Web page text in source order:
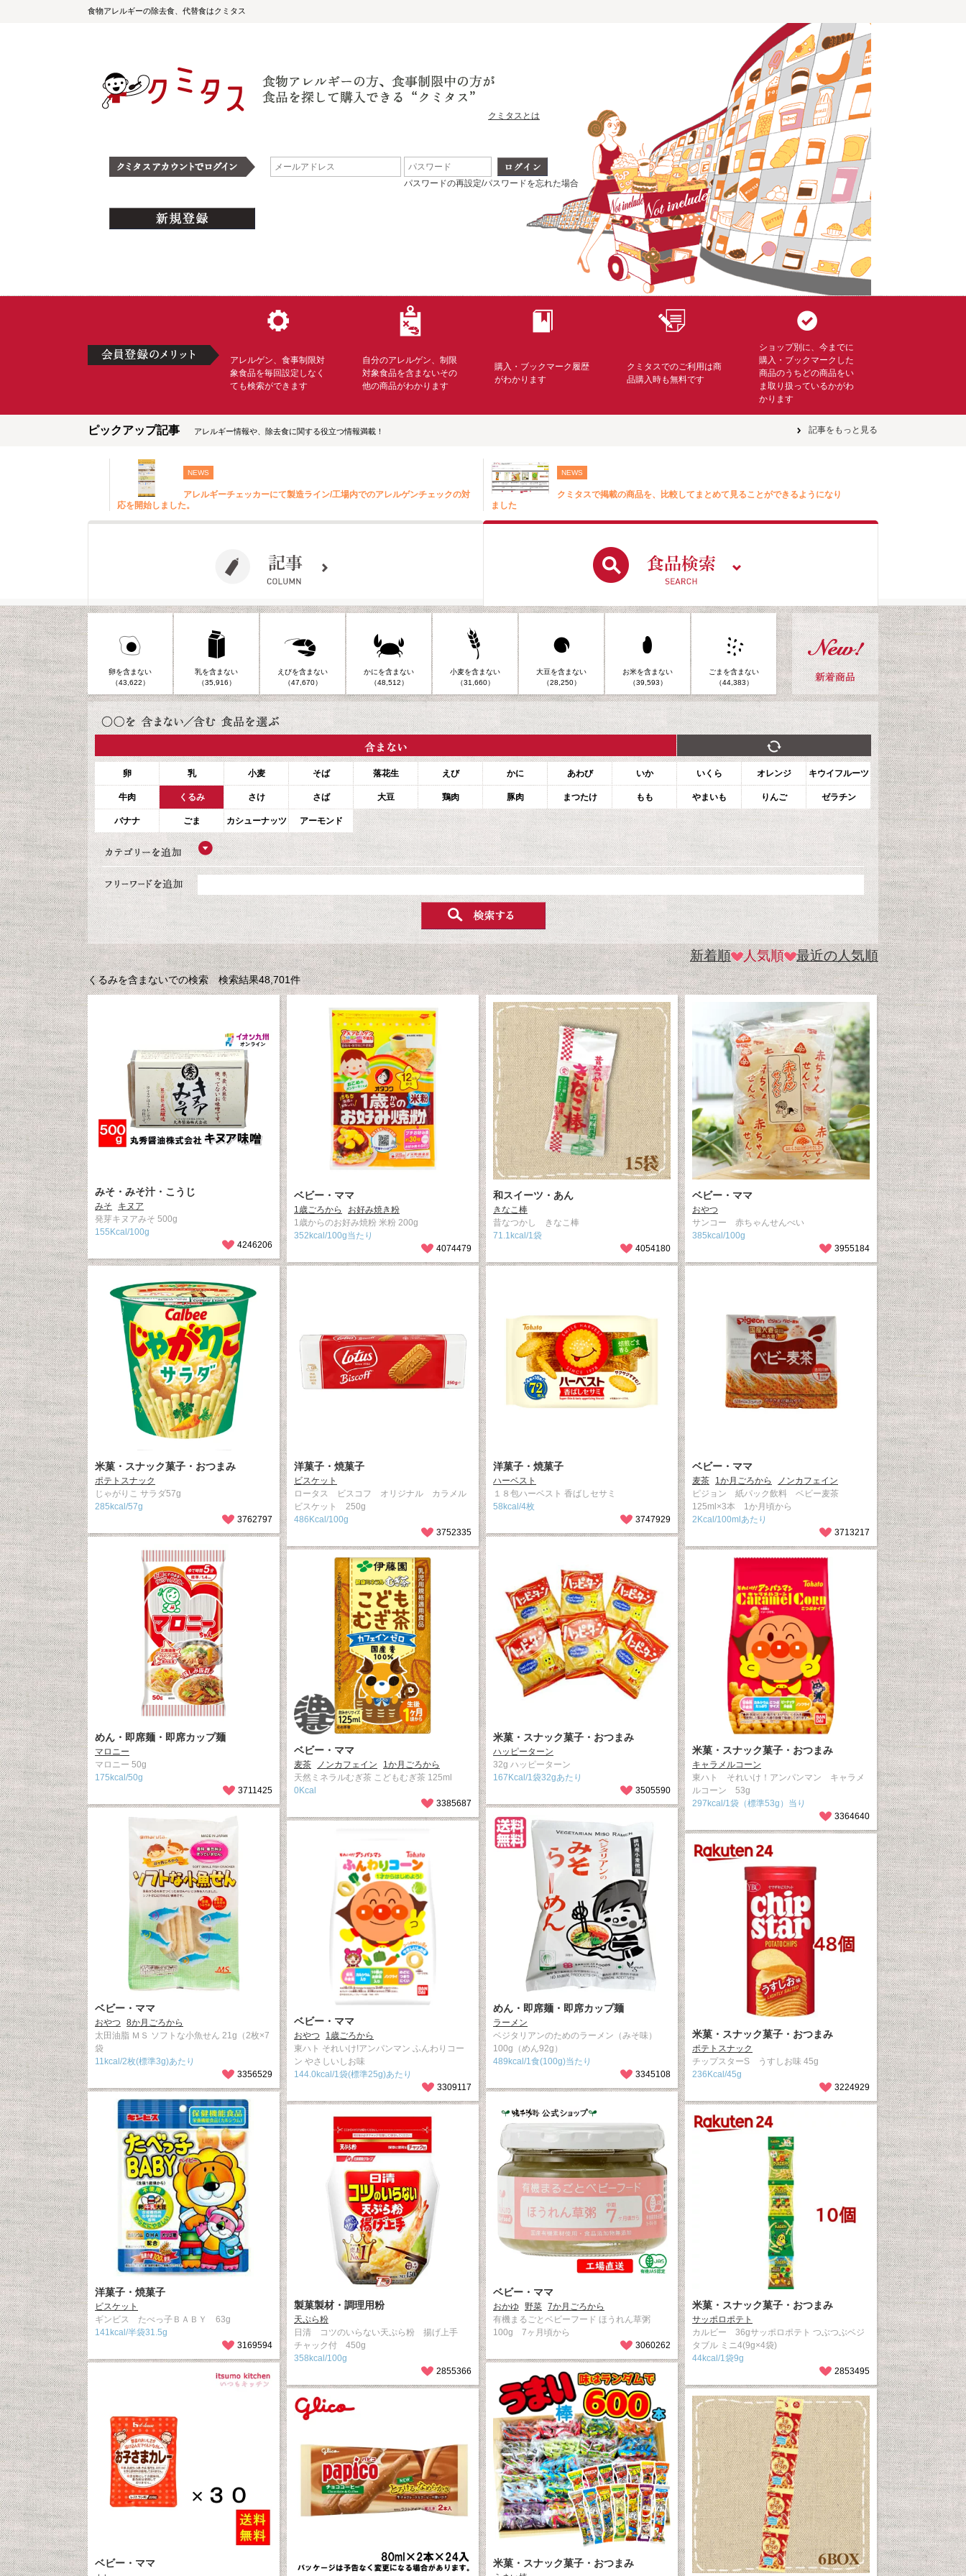
食物アレルギーの除去食、代替食はクミタス
クミタスとは
パスワードの再設定/パスワードを忘れた場合
アレルゲン、食事制限対
象食品を毎回設定しなく
ても検索ができます
自分のアレルゲン、制限
対象食品を含まないその
他の商品がわかります
購入・ブックマーク履歴
がわかります
クミタスでのご利用は商
品購入時も無料です
ショップ別に、今までに
購入・ブックマークした
商品のうちどの商品をい
ま取り扱っているかがわ
かります
ピックアップ記事 アレルギー情報や、除去食に関する役立つ情報満載！ 記事をもっと見る
NEWS
アレルギーチェッカーにて製造ライン/工場内でのアレルゲンチェックの対
応を開始しました。
NEWS
クミタスで掲載の商品を、比較してまとめて見ることができるようになり
ました
卵を含まない
（43,622）
乳を含まない
（35,916）
えびを含まない
（47,670）
かにを含まない
（48,512）
小麦を含まない
（31,660）
大豆を含まない
（28,250）
お米を含まない
（39,593）
ごまを含まない
（44,383）
卵 乳 小麦 そば 落花生 えび かに あわび いか いくら オレンジ キウイフルーツ
牛肉 くるみ さけ さば 大豆 鶏肉 豚肉 まつたけ もも やまいも りんご ゼラチン
バナナ ごま カシューナッツ アーモンド
新着順 人気順 最近の人気順
くるみを含まないでの検索 検索結果48,701件
みそ・みそ汁・こうじ
みそ
キヌア
発芽キヌアみそ 500g
155Kcal/100g
4246206
ベビー・ママ
1歳ごろから
お好み焼き粉
1歳からのお好み焼粉 米粉 200g
352kcal/100g当たり
4074479
和スイーツ・あん
きなこ棒
昔なつかし きなこ棒
71.1kcal/1袋
4054180
ベビー・ママ
おやつ
サンコー 赤ちゃんせんべい
385kcal/100g
3955184
米菓・スナック菓子・おつまみ
ポテトスナック
じゃがりこ サラダ57g
285kcal/57g
3762797
洋菓子・焼菓子
ビスケット
ロータス ビスコフ オリジナル カラメル
ビスケット 250g
486Kcal/100g
3752335
洋菓子・焼菓子
ハーベスト
１８包ハーベスト 香ばしセサミ
58kcal/4枚
3747929
ベビー・ママ
麦茶 1か月ごろから
ノンカフェイン
ピジョン 紙パック飲料 ベビー麦茶
125ml×3本 1か月頃から
2Kcal/100mlあたり
3713217
めん・即席麺・即席カップ麺
マロニー
マロニー 50g
175kcal/50g
3711425
米菓・スナック菓子・おつまみ
ハッピーターン
32g ハッピーターン
167Kcal/1袋32gあたり
3505590
ベビー・ママ
麦茶 ノンカフェイン
1か月ごろから
天然ミネラルむぎ茶 こどもむぎ茶 125ml
0Kcal
3385687
米菓・スナック菓子・おつまみ
キャラメルコーン
東ハト それいけ！アンパンマン キャラメ
ルコーン 53g
297kcal/1袋（標準53g）当り
3364640
ベビー・ママ
おやつ
8か月ごろから
太田油脂 ＭＳ ソフトな小魚せん 21g（2枚×7
袋
11kcal/2枚(標準3g)あたり
3356529
めん・即席麺・即席カップ麺
ラーメン
ベジタリアンのためのラーメン（みそ味）
100g（めん92g）
489kcal/1食(100g)当たり
3345108
ベビー・ママ
おやつ
1歳ごろから
東ハト それいけ!アンパンマン ふんわりコー
ン やさしいしお味
144.0kcal/1袋(標準25g)あたり
3309117
米菓・スナック菓子・おつまみ
ポテトスナック
チップスターS うすしお味 45g
236Kcal/45g
3224929
洋菓子・焼菓子
ビスケット
ギンビス たべっ子ＢＡＢＹ 63g
141kcal/半袋31.5g
3169594
ベビー・ママ
おかゆ 野菜 7か月ごろから
有機まるごとベビーフード ほうれん草粥
100g 7ヶ月頃から
3060262
製菓製材・調理用粉
天ぷら粉
日清 コツのいらない天ぷら粉 揚げ上手
チャック付 450g
358kcal/100g
2855366
米菓・スナック菓子・おつまみ
サッポロポテト
カルビー 36gサッポロポテト つぶつぶベジ
タブル ミニ4(9g×4袋)
44kcal/1袋9g
2853495
ベビー・ママ 米菓・スナック菓子・おつまみ